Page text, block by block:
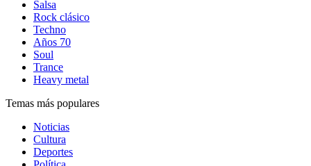
Salsa
Rock clásico
Techno
Años 70
Soul
Trance
Heavy metal
Temas más populares
Noticias
Cultura
Deportes